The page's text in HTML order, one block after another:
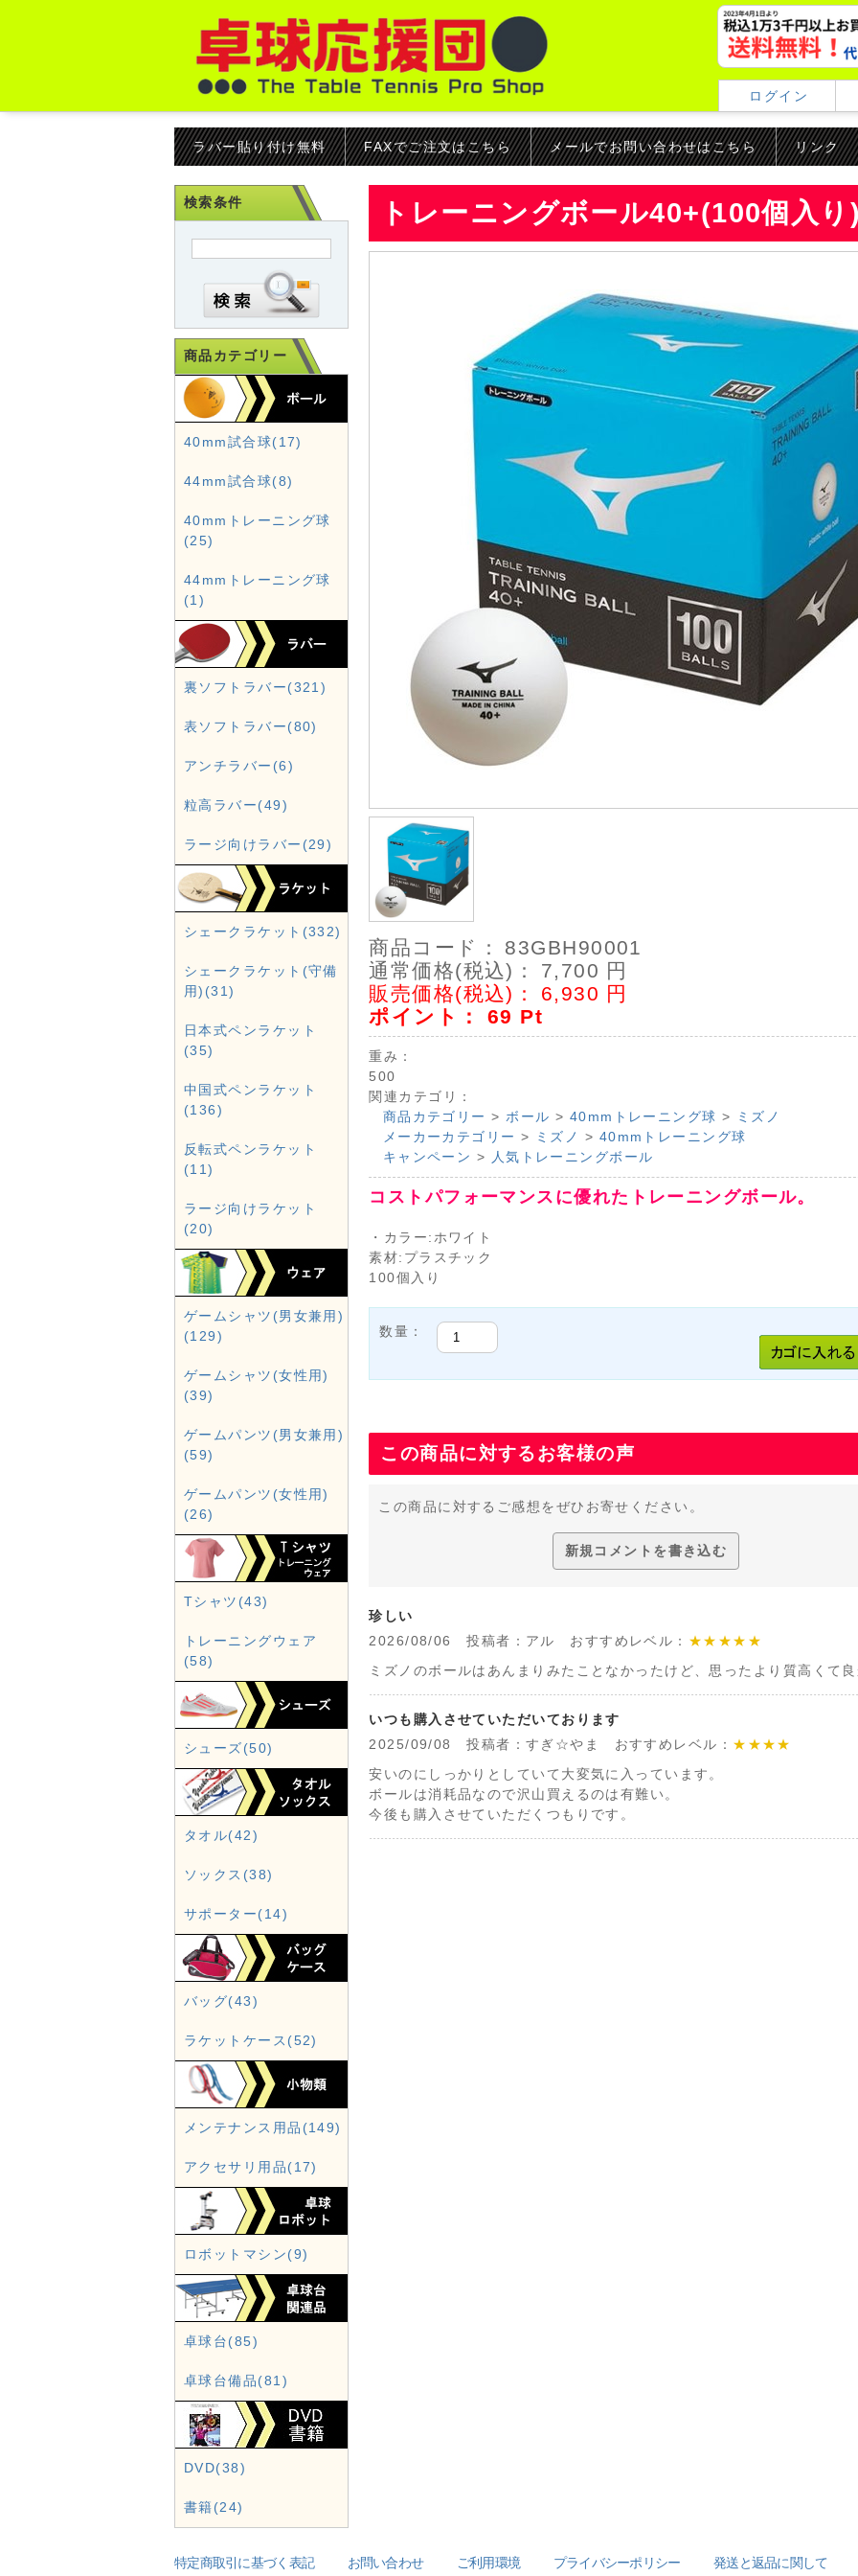
ログイン
ラバー貼り付け無料 FAXでご注文はこちら メールでお問い合わせはこちら リンク
トレーニングボール40+(100個入り
商品コード：
83GBH90001
通常価格(税込)：
7,700 円
販売価格(税込)：
6,930 円
ポイント： 69 Pt
重み：
500
関連カテゴリ：
商品カテゴリー > ボール > 40mmトレーニング球 >
ミズノ
メーカーカテゴリー > ミズノ > 40mmトレーニング球
キャンペーン > 人気トレーニングボール
コストパフォーマンスに優れたトレーニングボール。
・カラー:ホワイト
素材:プラスチック
100個入り
数量：
この商品に対するお客様の声
この商品に対するご感想をぜひお寄せください。
新規コメントを書き込む
珍しい
2026/08/06 投稿者：アル おすすめレベル： ★★★★★
ミズノのボールはあんまりみたことなかったけど、思ったより質高くて
いつも購入させていただいております
2025/09/08 投稿者：すぎ☆やま おすすめレベル： ★★★★
安いのにしっかりとしていて大変気に入っています。
ボールは消耗品なので沢山買えるのは有難い。
今後も購入させていただくつもりです。
検索条件
商品カテゴリー
40mm試合球(17)
44mm試合球(8)
40mmトレーニング球
(25)
44mmトレーニング球
(1)
裏ソフトラバー(321)
表ソフトラバー(80)
アンチラバー(6)
粒高ラバー(49)
ラージ向けラバー(29)
シェークラケット(332)
シェークラケット(守備
用)(31)
日本式ペンラケット
(35)
中国式ペンラケット
(136)
反転式ペンラケット
(11)
ラージ向けラケット
(20)
ゲームシャツ(男女兼用)
(129)
ゲームシャツ(女性用)
(39)
ゲームパンツ(男女兼用)
(59)
ゲームパンツ(女性用)
(26)
Tシャツ(43)
トレーニングウェア
(58)
シューズ(50)
タオル(42)
ソックス(38)
サポーター(14)
バッグ(43)
ラケットケース(52)
メンテナンス用品(149)
アクセサリ用品(17)
ロボットマシン(9)
卓球台(85)
卓球台備品(81)
DVD(38)
書籍(24)
特定商取引に基づく表記 お問い合わせ ご利用環境 プライバシーポリシー 発送と返品に関して